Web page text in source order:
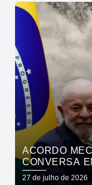
ACORDO
CONVERSA
27 de julho de 2026